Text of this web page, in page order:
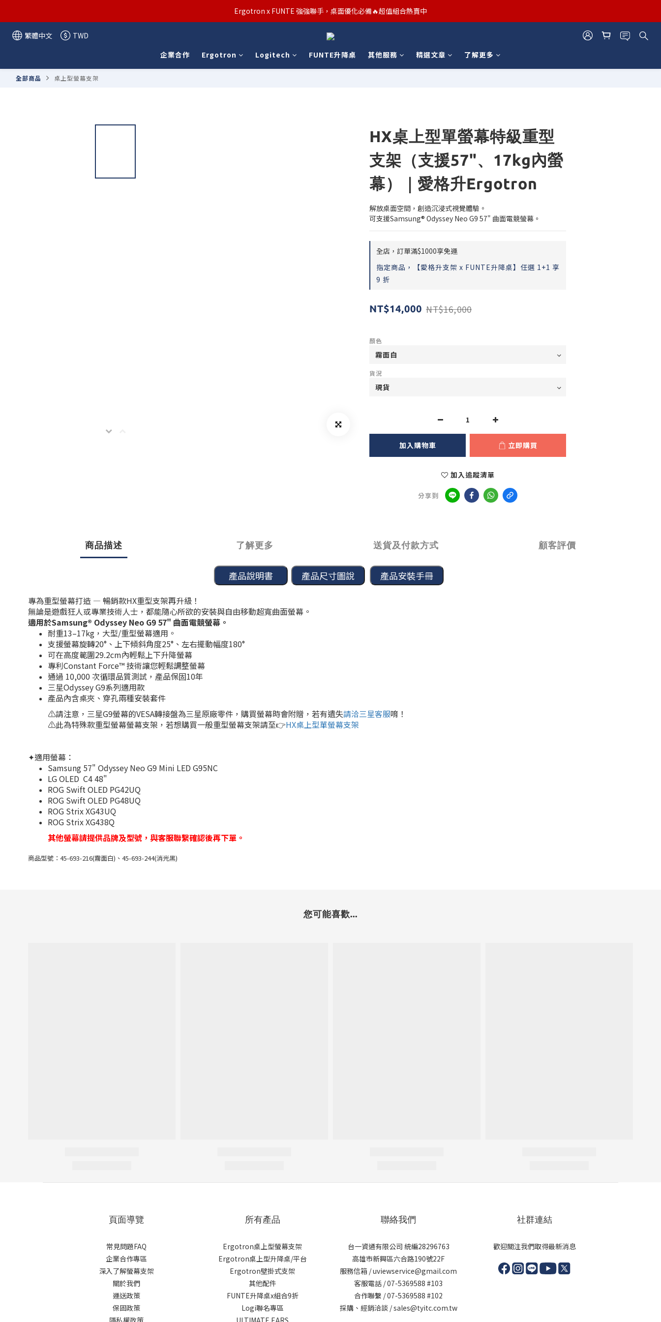
汰舊/升級補助優惠熱烈進行中！符合資格者歡迎申請購物金補助
Ergotron x FUNTE 強強聯手，桌面優化必備🔥超值組合熱賣中
汰舊/升級補助優惠熱烈進行中！符合資格者歡迎申請購物金補助
繁體中文
TWD
企業合作
Ergotron Logitech FUNTE升降桌 其他服務 精選文章 了解更多
全部商品 桌上型螢幕支架
HX桌上型單螢幕特級重型
支架（支援57"、17kg內螢
幕）｜愛格升Ergotron
解放桌面空間，創造沉浸式視覺體驗。
可支援Samsung® Odyssey Neo G9 57" 曲面電競螢幕。
全店，訂單滿$1000享免運
指定商品，【愛格升支架 x FUNTE升降桌】任選 1+1 享
9 折
NT$14,000 NT$16,000
顏色
貨況
加入購物車 立即購買
加入追蹤清單
分享到
商品描述 了解更多 送貨及付款方式 顧客評價
專為重型螢幕打造 — 暢銷款HX重型支架再升級！
無論是遊戲狂人或專業技術人士，都能隨心所欲的安裝與自由移動超寬曲面螢幕。
適用於Samsung® Odyssey Neo G9 57" 曲面電競螢幕。
耐重13–17kg，大型/重型螢幕適用。
支援螢幕旋轉20°、上下傾斜角度25°、左右擺動幅度180°
可在高度範圍29.2cm內輕鬆上下升降螢幕
專利Constant Force™ 技術讓您輕鬆調整螢幕
通過 10,000 次循環品質測試，產品保固10年
三星Odyssey G9系列適用款
產品內含桌夾、穿孔兩種安裝套件
⚠️請注意，三星G9螢幕的VESA轉接盤為三星原廠零件，購買螢幕時會附贈，若有遺失請洽三星客服唷！
⚠️此為特殊款重型螢幕螢幕支架，若想購買一般重型螢幕支架請至👉HX桌上型單螢幕支架
✦適用螢幕：
Samsung 57" Odyssey Neo G9 Mini LED G95NC
LG OLED C4 48"
ROG Swift OLED PG42UQ
ROG Swift OLED PG48UQ
ROG Strix XG43UQ
ROG Strix XG438Q
其他螢幕請提供品牌及型號，與客服聯繫確認後再下單。
商品型號：45-693-216(霧面白)、45-693-244(消光黑)
您可能喜歡...
頁面導覽
常見問題FAQ
企業合作專區
深入了解螢幕支架
關於我們
運送政策
保固政策
隱私權政策
所有產品
Ergotron桌上型螢幕支架
Ergotron桌上型升降桌/平台
Ergotron壁掛式支架
其他配件
FUNTE升降桌x組合9折
Logi聯名專區
ULTIMATE EARS
聯絡我們
台一資通有限公司 統編28296763
高雄市新興區六合路190號22F
服務信箱 / uviewservice@gmail.com
客服電話 / 07-5369588 #103
合作聯繫 / 07-5369588 #102
採購、經銷洽談 / sales@tyitc.com.tw
社群連結
歡迎關注我們取得最新消息